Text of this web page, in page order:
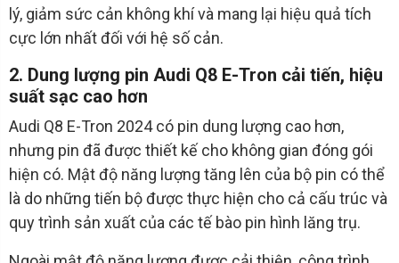
lý, giảm sức cản không khí và mang lại hiệu quả tích
cực lớn nhất đối với hệ số cản.
2. Dung lượng pin Audi Q8 E-Tron cải tiến, hiệu
suất sạc cao hơn
Audi Q8 E-Tron 2024 có pin dung lượng cao hơn,
nhưng pin đã được thiết kế cho không gian đóng gói
hiện có. Mật độ năng lượng tăng lên của bộ pin có thể
là do những tiến bộ được thực hiện cho cả cấu trúc và
quy trình sản xuất của các tế bào pin hình lăng trụ.